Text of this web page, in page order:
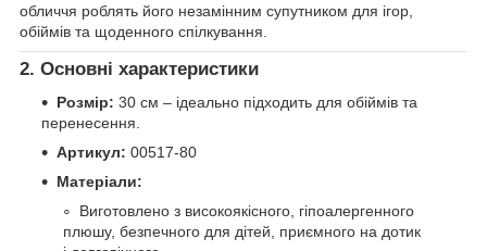
обличчя роблять його незамінним супутником для ігор,
обіймів та щоденного спілкування.
2. Основні характеристики
Розмір: 30 см – ідеально підходить для обіймів та
перенесення.
Артикул: 00517-80
Матеріали:
Виготовлено з високоякісного, гіпоалергенного
плюшу, безпечного для дітей, приємного на дотик